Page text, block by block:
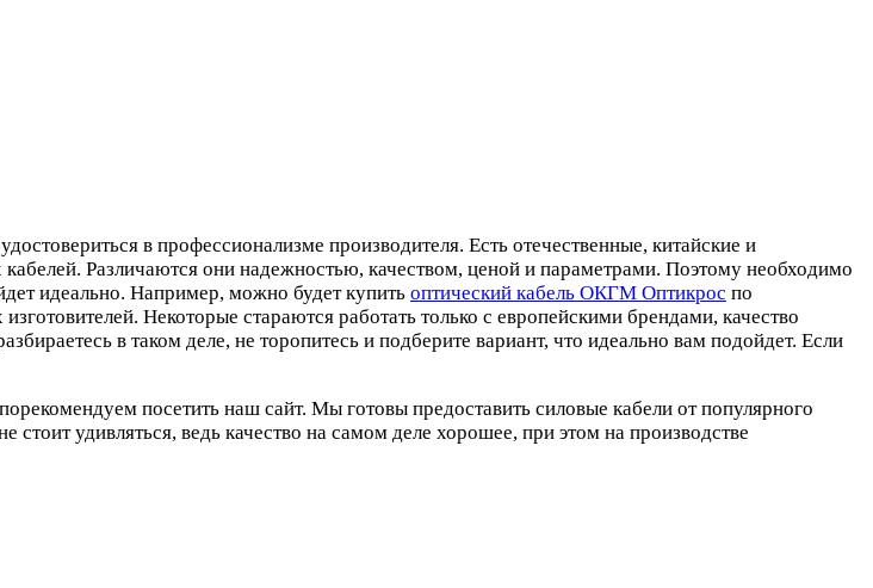
в профессионализме производителя. Есть отечественные, китайские и
Различаются они надежностью, качеством, ценой и параметрами. Поэтому необходимо
идеально. Например, можно будет купить оптический кабель ОКГМ Оптикрос по
Некоторые стараются работать только с европейскими брендами, качество
в таком деле, не торопитесь и подберите вариант, что идеально вам подойдет. Если
посетить наш сайт. Мы готовы предоставить силовые кабели от популярного
удивляться, ведь качество на самом деле хорошее, при этом на производстве